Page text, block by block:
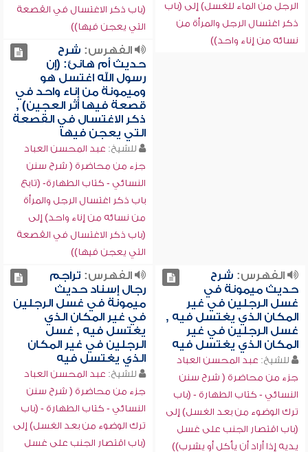
الرجل من الماء للغسل) إلى (باب
ذكر اغتسال الرجل والمرأة من
نسائه من إناء واحد))
(باب ذكر الاغتسال في القصعة
التي يعجن فيها))
الفهرس: شرح
حديث أم هانئ: (إن
رسول الله اغتسل هو
وميمونة من إناء واحد في
قصعة فيها أثر العجين) ,
ذكر الاغتسال في القصعة
التي يعجن فيها
للشيخ: عبد المحسن العباد
جزء من محاضرة ( شرح سنن
النسائي - كتاب الطهارة- (تابع
باب ذكر اغتسال الرجل والمرأة
من نسائه من إناء واحد) إلى
(باب ذكر الاغتسال في القصعة
التي يعجن فيها))
الفهرس: شرح
حديث ميمونة في
غسل الرجلين في غير
المكان الذي يغتسل فيه ,
غسل الرجلين في غير
المكان الذي يغتسل فيه
للشيخ: عبد المحسن العباد
جزء من محاضرة ( شرح سنن
النسائي - كتاب الطهارة - (باب
ترك الوضوء من بعد الغسل) إلى
(باب اقتصار الجنب على غسل
يديه إذا أراد أن يأكل أو يشرب))
الفهرس: تراجم
رجال إسناد حديث
ميمونة في غسل الرجلين
في غير المكان الذي
يغتسل فيه , غسل
الرجلين في غير المكان
الذي يغتسل فيه
للشيخ: عبد المحسن العباد
جزء من محاضرة ( شرح سنن
النسائي - كتاب الطهارة - (باب
ترك الوضوء من بعد الغسل) إلى
(باب اقتصار الجنب على غسل